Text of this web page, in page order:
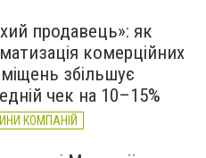
продавець»: як
комерційних
збільшує
чек на 10–15%
КОМПАНІЙ